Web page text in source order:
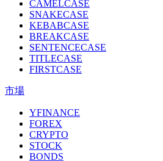
CAMELCASE
SNAKECASE
KEBABCASE
BREAKCASE
SENTENCECASE
TITLECASE
FIRSTCASE
市場
YFINANCE
FOREX
CRYPTO
STOCK
BONDS